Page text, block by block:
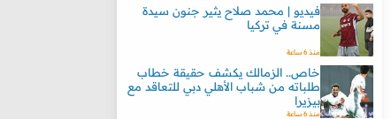
فيديو | محمد صلاح يثير جنون سيدة
مسنة في تركيا
منذ 6 ساعة
خاص.. الزمالك يكشف حقيقة خطاب
طلباته من شباب الأهلي دبي للتعاقد مع
بيزيرا
منذ 6 ساعة